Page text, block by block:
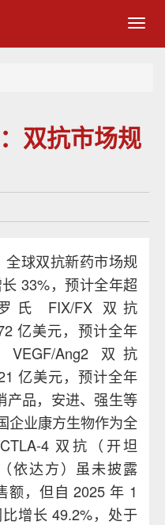
双抗市场规
球双抗新药市场规
33%，预计全年超
氏 FIX/FX 双抗
亿美元，预计全年
Ang2 双抗
亿美元，预计全年
产品，安进、强生等
企业康方生物作为全
4 双抗（开坦
依达方）虽未披露
额，但自 2025 年 1
增长 49.2%，处于